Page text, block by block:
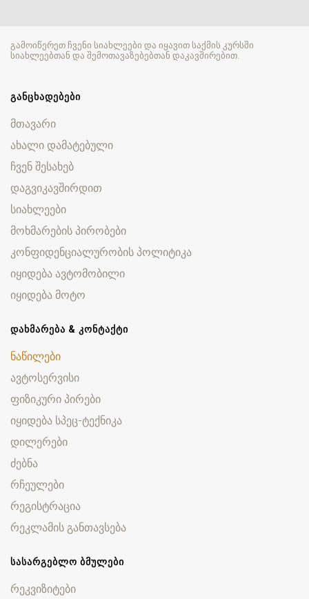
გამოიწერეთ ჩვენი სიახლეები და იყავით საქმის კურსში
სიახლეებთან და შემოთავაზებებთან დაკავშირებით.
ᲒᲐᲜᲪᲮᲐᲓᲔᲑᲔᲑᲘ
მთავარი
ახალი დამატებული
ჩვენ შესახებ
დაგვიკავშირდით
სიახლეები
მოხმარების პირობები
კონფიდენციალურობის პოლიტიკა
იყიდება ავტომობილი
იყიდება მოტო
ᲓᲐᲮᲛᲐᲠᲔᲑᲐ & ᲙᲝᲜᲢᲐᲥᲢᲘ
ნაწილები
ავტოსერვისი
ფიზიკური პირები
იყიდება სპეც-ტექნიკა
დილერები
ძებნა
რჩეულები
რეგისტრაცია
რეკლამის განთავსება
ᲡᲐᲡᲐᲠᲒᲔᲑᲚᲝ ᲑᲛᲣᲚᲔᲑᲘ
რეკვიზიტები